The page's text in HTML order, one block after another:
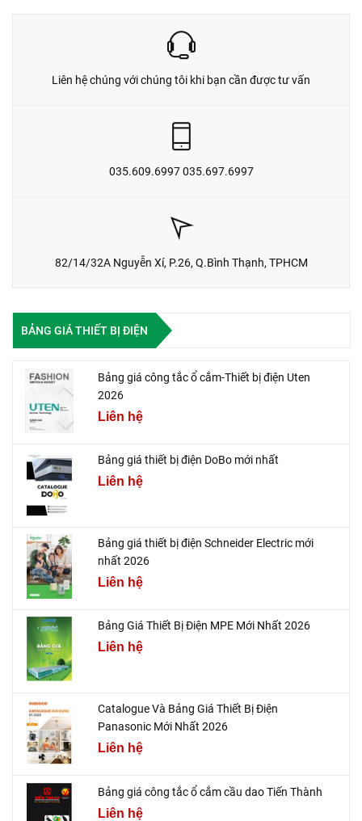
Liên hệ chúng với chúng tôi khi bạn cần được tư vấn
035.609.6997 035.697.6997
82/14/32A Nguyễn Xí, P.26, Q.Bình Thạnh, TPHCM
BẢNG GIÁ THIẾT BỊ ĐIỆN
Bảng giá công tắc ổ cắm-Thiết bị điện Uten
2026
Liên hệ
Bảng giá thiết bị điện DoBo mới nhất
Liên hệ
Bảng giá thiết bị điện Schneider Electric mới
nhất 2026
Liên hệ
Bảng Giá Thiết Bị Điện MPE Mới Nhất 2026
Liên hệ
Catalogue Và Bảng Giá Thiết Bị Điện
Panasonic Mới Nhất 2026
Liên hệ
Bảng giá công tắc ổ cắm cầu dao Tiến Thành
Liên hệ